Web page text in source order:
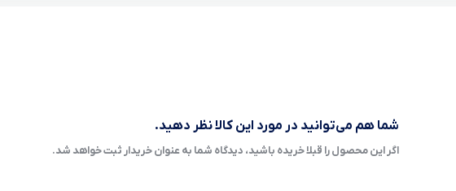
شما هم می‌توانید در مورد این کالا نظر دهید.
اگر این محصول را قبلا خریده باشید، دیدگاه شما به عنوان خریدار ثبت خواهد شد.